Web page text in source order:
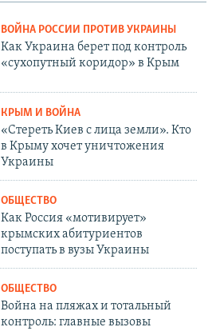
ВОЙНА РОССИИ ПРОТИВ УКРАИНЫ
Как Украина берет под контроль
«сухопутный коридор» в Крым
КРЫМ И ВОЙНА
«Стереть Киев с лица земли». Кто
в Крыму хочет уничтожения
Украины
ОБЩЕСТВО
Как Россия «мотивирует»
крымских абитуриентов
поступать в вузы Украины
ОБЩЕСТВО
Война на пляжах и тотальный
контроль: главные вызовы